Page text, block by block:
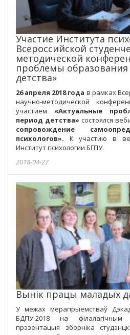
Участие Института
Всероссийской
методической
проблемы
детства»
26 апреля 2018 года в рамках
научно-методической
участием «Актуальные
период детства» состоялся
сопровождение
психологов». К участию в
Институт психологии БГПУ.
2018-04-27
Вынік працы маладых
У межах мерапрыемстваў
БДПУ-2018 на філалагічным
прэзентацыя зборніка